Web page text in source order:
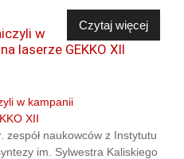
Czytaj więcej
w
laserze GEKKO XII
naukowców z Instytutu
im. Sylwestra Kaliskiego